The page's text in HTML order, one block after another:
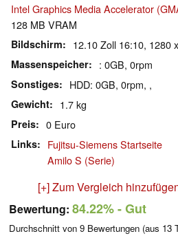
Intel Graphics Media Accelerator
128 MB VRAM
Bildschirm 12.10 Zoll 16:10, 1280
Massenspeicher : 0GB, 0rpm
Sonstiges HDD: 0GB, 0rpm, ,
Gewicht 1.7 kg
Preis 0 Euro
Links
Fujitsu-Siemens Startseite
Amilo S (Serie)
[+] Zum Vergleich
Bewertung: 84.22%- Gut
Durchschnitt von 9 Bewertungen (aus 13